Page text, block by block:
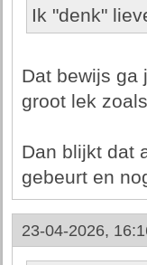
Ik "denk"
Dat bewijs ga
groot lek
Dan blijkt dat
gebeurt en
23-04-2026,